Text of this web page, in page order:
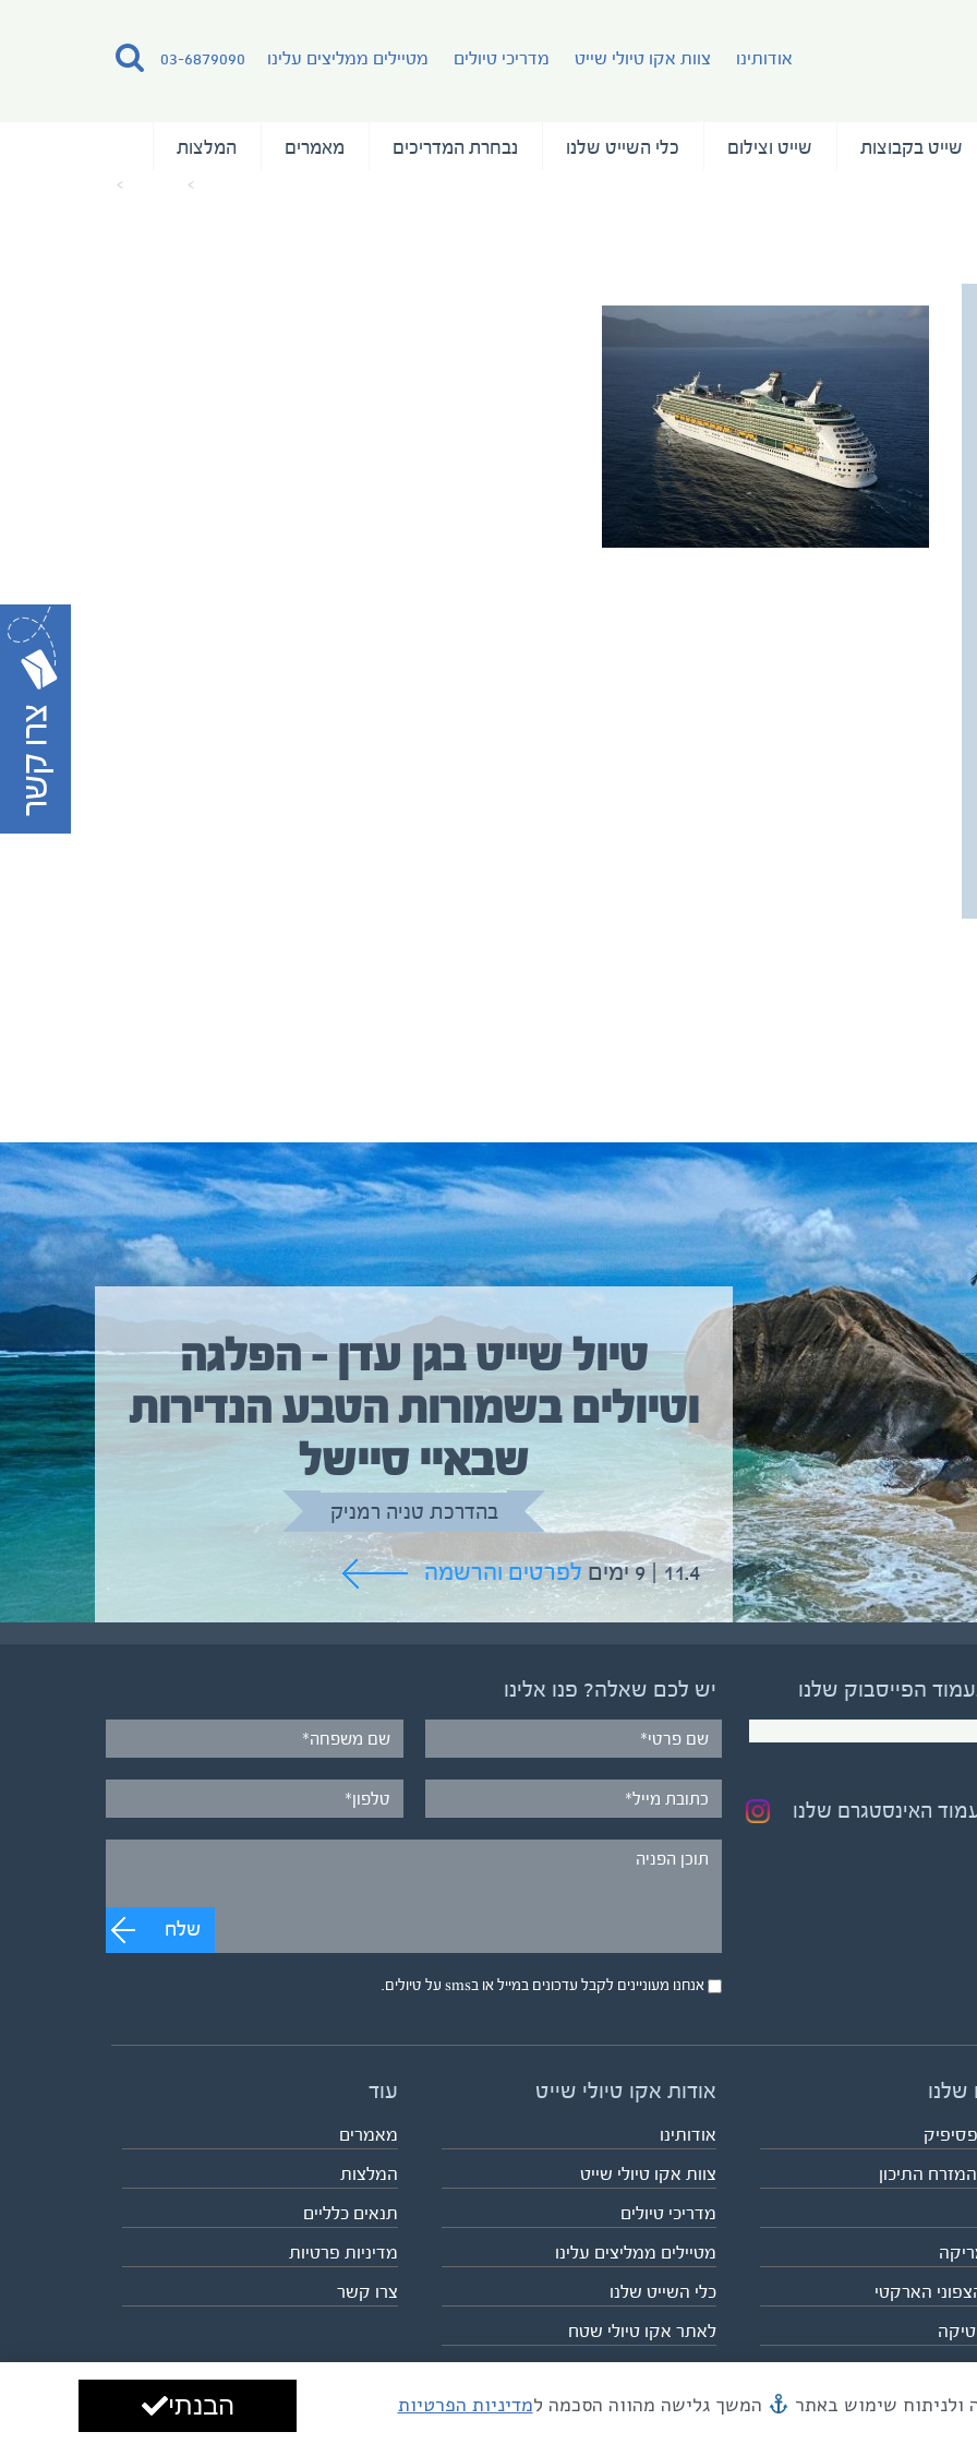
03-6879090 אודותינו צוות אקו טיולי שייט מדריכי טיולים מטיילים ממליצים עלינו
שייט בקבוצות שייט וצילום כלי השייט שלנו נבחרת המדריכים מאמרים המלצות
טיול שייט בגן עדן – הפלגה
וטיולים בשמורות הטבע הנדירות
שבאיי סיישל
בהדרכת טניה רמניק
11.4 | 9 ימים לפרטים והרשמה
טיול שייט מקיף איסלנד
בהדרכת גיל יניב
5.6 | 12 ימים לפרטים והרשמה
הפייסבוק שלנו
האינסטגרם שלנו
יש לכם שאלה? פנו אלינו
שלח
אנחנו מעוניינים לקבל עדכונים במייל או בsms על טיולים.
שלנו
התיכון
הארקטי
אודות אקו טיולי שייט
אודותינו
צוות אקו טיולי שייט
מדריכי טיולים
מטיילים ממליצים עלינו
כלי השייט שלנו
לאתר אקו טיולי שטח
עוד
מאמרים
המלצות
תנאים כלליים
מדיניות פרטיות
צרו קשר
מייל mail@eco.co.il | כתובתנו המסגר 55, תל אביב עיצוב ופיתוח: ביבר גלובל
המשך גלישה מהווה הסכמה למדיניות הפרטיות הבנתי